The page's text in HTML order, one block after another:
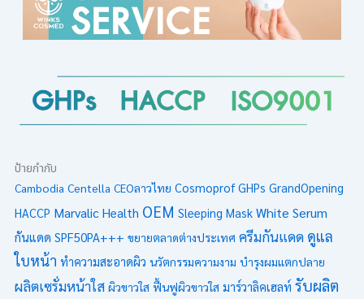
ป้ายกำกับ
Cambodia Centella CEOลาวไทย Cosmoprof GHPs GrandOpening
HACCP Marvalic Health OEM Sleeping Mask White Serum
กันแดด SPF50PA+++ ขยายตลาดต่างประเทศ ครีมกันแดด ดูแล
ใบหน้า ทำความสะอาดผิว นวัตกรรมความงาม บำรุงผมแตกปลาย
ผลิตเซรั่มหน้าใส ผิวขาวใส ฟื้นฟูผิวขาวใส มาร์วาลิคเฮลท์ รับผลิต